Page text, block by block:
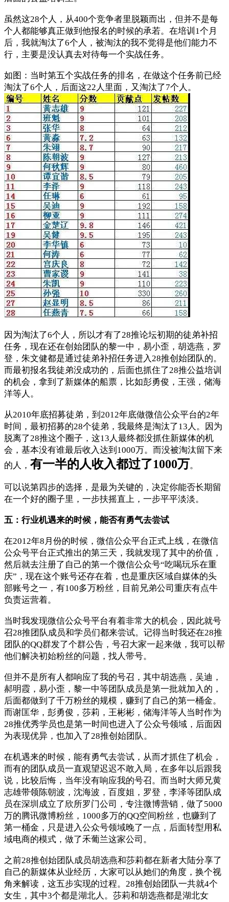
虽然这28个人，从400个竞争者里脱颖而出，但并不是每
个人都能够真正做到他报名的时候的承若。在培训1个月
后，我就淘汰了6个人，被淘汰的我不觉得是他们能力不
行，主要是没认真去对待每一个实战任务。
如图：当时第五个实战任务的排名，在做这个任务前已经
淘汰了6个人，后面这22人里面，又淘汰了7个人。
因为淘汰了6个人，所以才有了28推论坛初期的徒弟补招
任务，现在还在创始团队的黎一中，易小歪，胡选燕，罗
登，朱文健都是通过徒弟补招任务进入28推创始团队的。
而最初报名我徒弟没成功的，后面也抓住了28推公益培训
的机会，拿到了新媒体的船票，比如彭勇俊，王强，储海
洋等人。
从2010年底招募徒弟，到2012年底做微信公众平台的2年
时间，最初招募的28个徒弟，我最终是淘汰了13人。因为
脱离了28推这个圈子，这13人最终都没抓住新媒体的机
会，基本没有谁最后收入达到1000万。而没被淘汰留下来
的人， 有一半的人收入都过了1000万。
可以说第四步的选择，是最为关键的，决定你能否长期留
在一个好的圈子里，一步扶摇直上，一步平平淡淡。
五：行业机遇来的时候，能否有勇气去尝试
在2012年8月份的时候，微信公众平台正式上线，在微信
公众号平台正式推出的第三天，我就发现了其中的价值，
然后就去注册了自己的第一个微信公众号“吃喝玩乐在重
庆”，现在这个账号还存在着，也是重庆区域自媒体的头
部账号之一，有100多万粉丝，目前兄弟公司重庆有点牛
负责运营着。
当时我发现微信公众号平台有着非常大的机会，因此就号
召28推团队成员和学员们都来尝试。记得当时我还在28推
团队的QQ群发了个群公告，号召大家一起来做，我可以帮
他们解决初始粉丝的问题，找人带号。
但并不是所有人都响应了我的号召，其中胡选燕，吴迪，
郝明霞，易小歪，黎一中等团队成员是第一批就加入的，
后面都做到了千万粉丝的规模，赚到了自己的第一桶金。
而谢匡华，彭勇俊，莎莉，王彬彬，储海洋等人当时作为
28推优秀学员也是第一时间也进入了公众号领域，后面因
为表现优异，也加入了28推创始团队。
在机遇来的时候，能有勇气去尝试，从而才抓住了机会，
而有的团队成员一直观望迟迟不敢入局，在多年以后跟我
说，比较后悔，当年没有响应我的号召。而当时大师兄黄
志雄带领陈朝波，沈海波，百度姐，罗登，李泽等团队成
员在深圳成立了欣所罗门公司，专注微博营销，做了5000
万的腾讯微博粉丝，1000多万的QQ空间粉丝，也赚到了
第一桶金，只是进入公众号领域晚了一点，后面转型用私
域电商的模式，做了禾葡兰这家公司。
之前28推创始团队成员胡选燕和莎莉都在新者大陆分享了
自己的新媒体从业经历，大家可以从她们的角度，换个视
角来解读，这五步实现的过程。28推创始团队一共就4个
女生，其中3个都是湖北人。莎莉和胡选燕都是湖北女